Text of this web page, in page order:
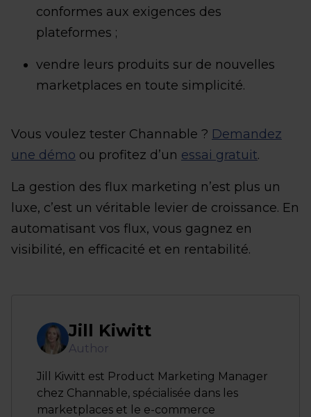
conformes aux exigences des
plateformes ;
vendre leurs produits sur de nouvelles
marketplaces en toute simplicité.
Vous voulez tester Channable ? Demandez
une démo ou profitez d’un essai gratuit.
La gestion des flux marketing n’est plus un
luxe, c’est un véritable levier de croissance. En
automatisant vos flux, vous gagnez en
visibilité, en efficacité et en rentabilité.
Jill Kiwitt
Author
Jill Kiwitt est Product Marketing Manager
chez Channable, spécialisée dans les
marketplaces et le e-commerce